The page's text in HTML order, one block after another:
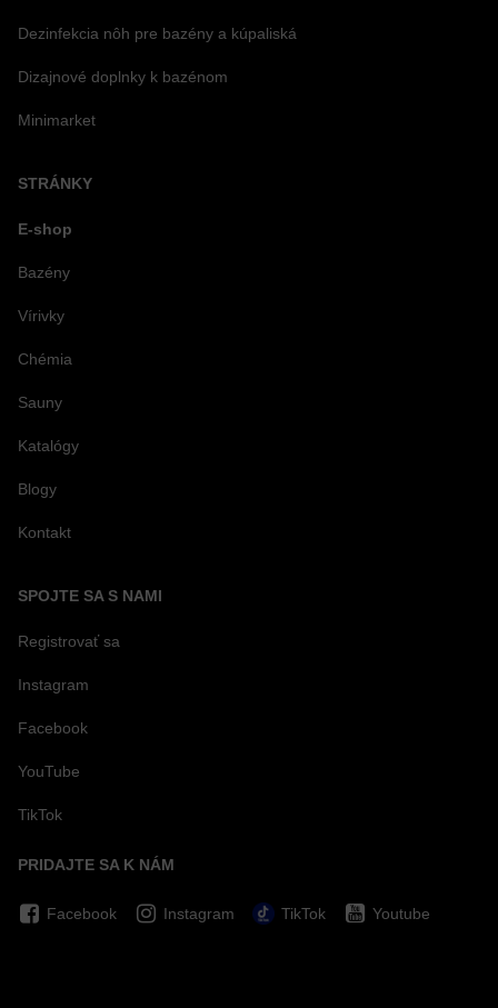
Dezinfekcia nôh pre bazény a kúpaliská
Dizajnové doplnky k bazénom
Minimarket
STRÁNKY
E-shop
Bazény
Vírivky
Chémia
Sauny
Katalógy
Blogy
Kontakt
SPOJTE SA S NAMI
Registrovať sa
Instagram
Facebook
YouTube
TikTok
PRIDAJTE SA K NÁM
Facebook Instagram TikTok Youtube